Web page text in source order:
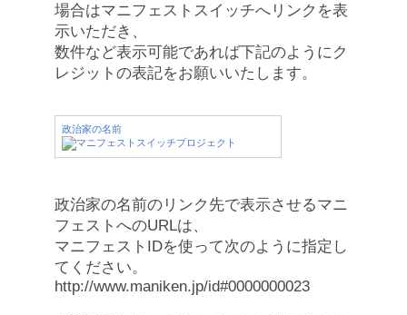
場合はマニフェストスイッチへリンクを表
示いただき、
数件など表示可能であれば下記のようにク
レジットの表記をお願いいたします。
政治家の名前
政治家の名前のリンク先で表示させるマニ
フェストへのURLは、
マニフェストIDを使って次のように指定し
てください。
http://www.maniken.jp/id#0000000023